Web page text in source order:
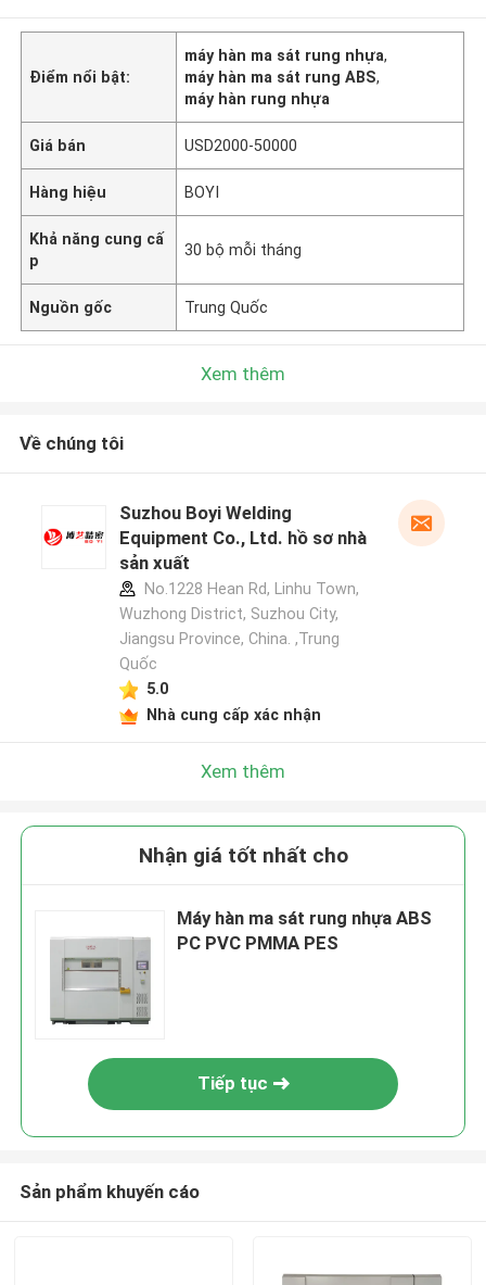
Điểm nổi bật:
máy hàn ma sát rung nhựa,
máy hàn ma sát rung ABS,
máy hàn rung nhựa
Giá bán USD2000-50000
Hàng hiệu BOYI
Khả năng cung cấ
p
30 bộ mỗi tháng
Nguồn gốc Trung Quốc
Xem thêm
Về chúng tôi
Suzhou Boyi Welding
Equipment Co., Ltd. hồ sơ nhà
sản xuất
No.1228 Hean Rd, Linhu Town,
Wuzhong District, Suzhou City,
Jiangsu Province, China. ,Trung
Quốc
5.0
Nhà cung cấp xác nhận
Xem thêm
Nhận giá tốt nhất cho
Máy hàn ma sát rung nhựa ABS
PC PVC PMMA PES
Tiếp tục
Sản phẩm khuyến cáo